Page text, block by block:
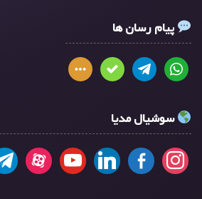
پیام رسان ها
سوشیال مدیا